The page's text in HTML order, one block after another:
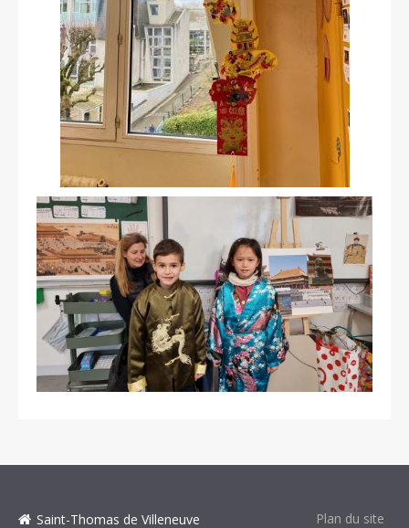
Plan du site
Saint-Thomas de Villeneuve